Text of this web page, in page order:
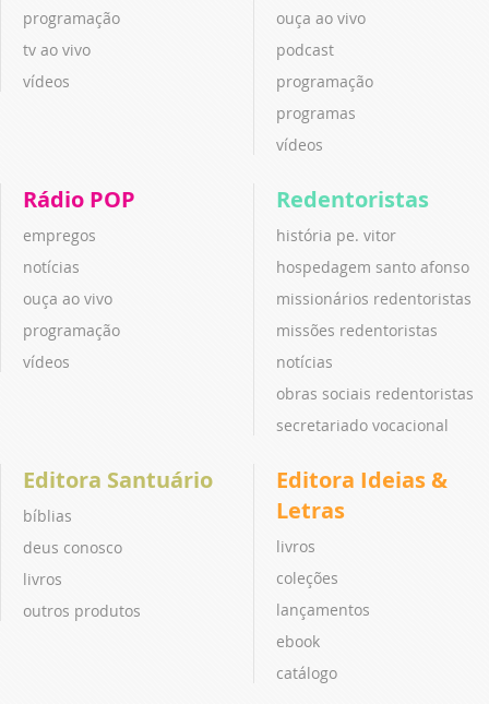
programação
tv ao vivo
vídeos
ouça ao vivo
podcast
programação
programas
vídeos
Rádio POP
empregos
notícias
ouça ao vivo
programação
vídeos
Redentoristas
história pe. vitor
hospedagem santo afonso
missionários redentoristas
missões redentoristas
notícias
obras sociais redentoristas
secretariado vocacional
Editora Santuário
bíblias
deus conosco
livros
outros produtos
Editora Ideias &
Letras
livros
coleções
lançamentos
ebook
catálogo